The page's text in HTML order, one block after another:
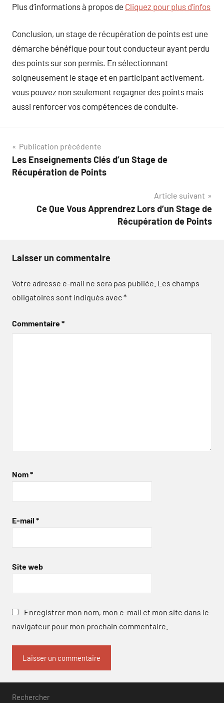
Plus d’informations à propos de Cliquez pour plus d’infos
Conclusion, un stage de récupération de points est une
démarche bénéfique pour tout conducteur ayant perdu
des points sur son permis. En sélectionnant
soigneusement le stage et en participant activement,
vous pouvez non seulement regagner des points mais
aussi renforcer vos compétences de conduite.
Navigation
de
Publication précédente
Les Enseignements Clés d’un Stage de
Récupération de Points
Article suivant
Ce Que Vous Apprendrez Lors d’un Stage de
Récupération de Points
Laisser un commentaire
Votre adresse e-mail ne sera pas publiée. Les champs
obligatoires sont indiqués avec*
Commentaire*
Nom*
E-mail *
Site web
Enregistrer mon nom, mon e-mail et mon site dans le
navigateur pour mon prochain commentaire.
Rechercher